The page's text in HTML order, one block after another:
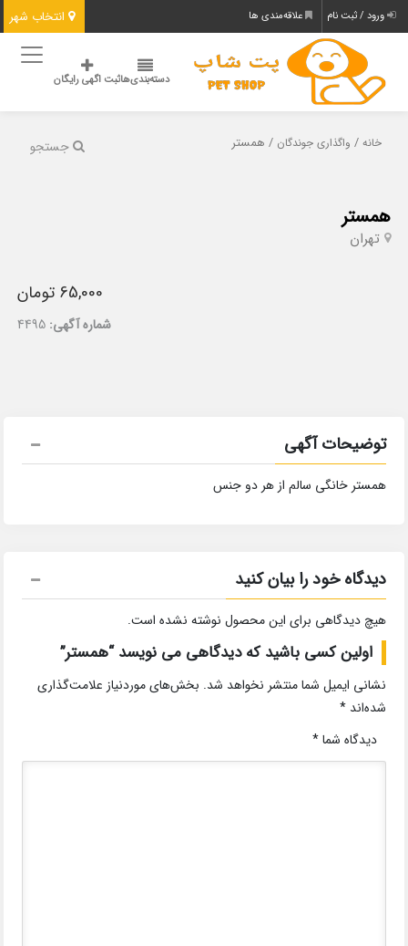
انتخاب شهر ورود / ثبت نام علاقه‌مندی ها
دسته‌بندی‌هاثبت اگهی رایگان
جستجو خانه / واگذاری جوندگان / همستر
همستر
تهران
65,000 تومان
شماره آگهی: 4495
توضیحات آگهی
همستر خانگی سالم از هر دو جنس
دیدگاه خود را بیان کنید
هیچ دیدگاهی برای این محصول نوشته نشده است.
اولین کسی باشید که دیدگاهی می نویسد “همستر”
نشانی ایمیل شما منتشر نخواهد شد. بخش‌های موردنیاز علامت‌گذاری
شده‌اند*
دیدگاه شما*